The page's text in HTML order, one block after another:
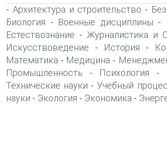
- Архитектура и строительство -
Биология - Военные дисциплины -
Естествознание - Журналистика и
Искусствоведение - История -
Математика - Медицина -
Промышленность - Психология -
Технические науки -Учебный
науки - Экология - Экономика -